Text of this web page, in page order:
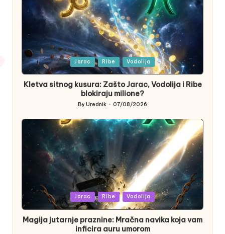
Posted
in
Jarac Ribe Vodolija
Kletva sitnog kusura: Zašto Jarac, Vodolija i Ribe
blokiraju milione?
Posted
ByUrednik 07/08/2026
Posted
in
Jarac Ribe Vodolija
Magija jutarnje praznine: Mračna navika koja vam
inficira auru umorom